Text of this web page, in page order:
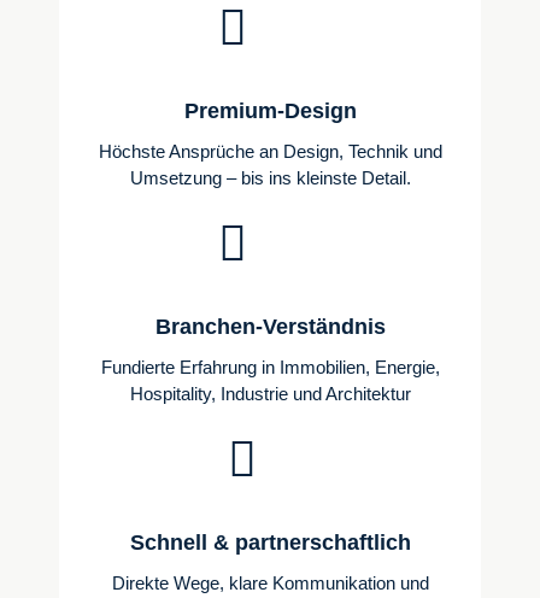

Premium-Design
Höchste Ansprüche an Design, Technik und
Umsetzung – bis ins kleinste Detail.

Branchen-Verständnis
Fundierte Erfahrung in Immobilien, Energie,
Hospitality, Industrie und Architektur

Schnell & partnerschaftlich
Direkte Wege, klare Kommunikation und